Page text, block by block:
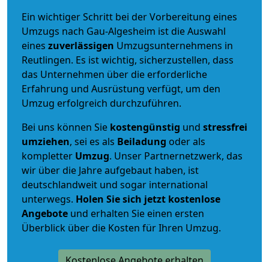
Ein wichtiger Schritt bei der Vorbereitung eines
Umzugs nach Gau-Algesheim ist die Auswahl
eines zuverlässigen Umzugsunternehmens in
Reutlingen. Es ist wichtig, sicherzustellen, dass
das Unternehmen über die erforderliche
Erfahrung und Ausrüstung verfügt, um den
Umzug erfolgreich durchzuführen.
Bei uns können Sie kostengünstig und stressfrei
umziehen, sei es als Beiladung oder als
kompletter Umzug. Unser Partnernetzwerk, das
wir über die Jahre aufgebaut haben, ist
deutschlandweit und sogar international
unterwegs. Holen Sie sich jetzt kostenlose
Angebote und erhalten Sie einen ersten
Überblick über die Kosten für Ihren Umzug.